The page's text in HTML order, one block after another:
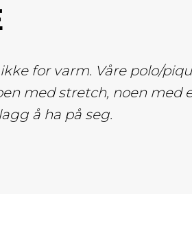
for varm. Våre polo/
med stretch, noen med
å ha på seg.